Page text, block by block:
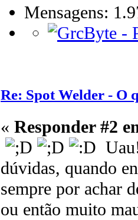
Mensagens:
Re: Spot Welder - O
« Responder #2
dúvidas, quando
sempre por achar
ou então muito